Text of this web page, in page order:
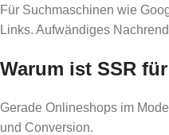
Für Suchmaschinen wie
Links. Aufwändiges
Warum ist SSR
Gerade Onlineshops im
und Conversion.